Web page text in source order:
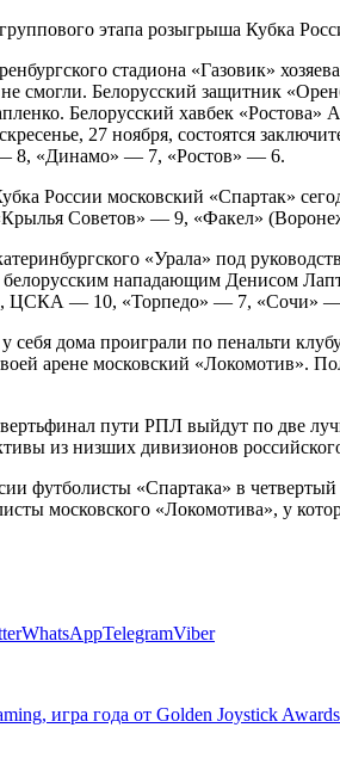
этапа розыгрыша Кубка
стадиона «Газовик»
смогли. Белорусский защитник
Белорусский хавбек
27 ноября, состоятся
8, «Динамо» — 7, «Ростов» — 6.
России московский «Спартак»
Советов» — 9, «Факел»
«Урала» под
нападающим Денисом
ЦСКА — 10, «Торпедо» — 7, «Сочи»
дома проиграли по пенальти
арене московский
пути РПЛ выйдут по две
из низших дивизионов
футболисты «Спартака» в
московского «Локомотива», у
WhatsAppTelegramViber
игра года от Golden Joystick